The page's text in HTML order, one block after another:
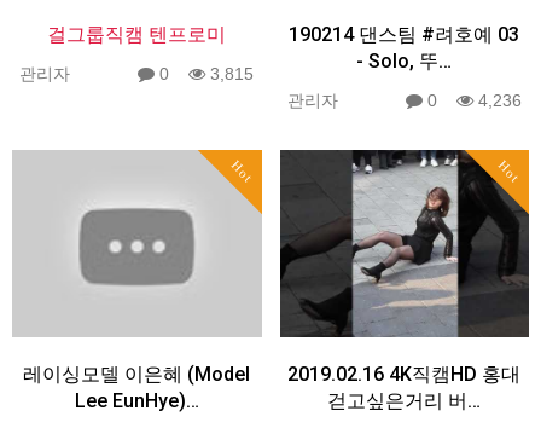
걸그룹직캠 텐프로미
관리자 0 3,815
190214 댄스팀 #려호예 03
- Solo, 뚜…
관리자 0 4,236
Hot
레이싱모델 이은혜 (Model
Lee EunHye)…
Hot
2019.02.16 4K직캠HD 홍대
걷고싶은거리 버…